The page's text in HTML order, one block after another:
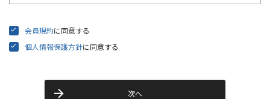
会員規約に同意する
個人情報保護方針に同意する
次へ